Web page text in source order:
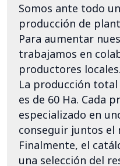
Somos ante todo
producción de
Para aumentar
trabajamos en
productores locales.
La producción total
es de 60 Ha. Cada
especializado en
conseguir juntos el
Finalmente, el
una selección del